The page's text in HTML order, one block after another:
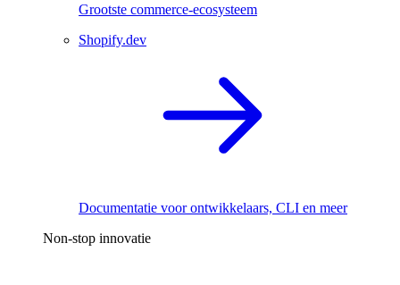
Grootste commerce-ecosysteem
Shopify.dev
Documentatie voor ontwikkelaars, CLI en meer
Non-stop innovatie